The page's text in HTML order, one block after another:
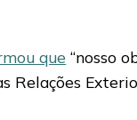
que “nosso
Relações